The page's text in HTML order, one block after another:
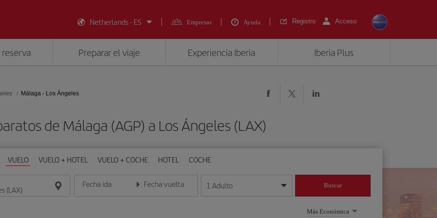
Netherlands - ES Empresas Ayuda Registro Acceso
Preparar el viaje Experiencia Iberia Iberia Plus
Málaga - Los Ángeles
de Málaga (AGP) a Los Ángeles (LAX)
VUELO VUELO + HOTEL VUELO + COCHE HOTEL COCHE
Fecha ida
Introduce la fecha en formato día/mes/año
Fecha vuelta
Introduce la fecha en formato día/mes/año
1 Adulto Buscar
Más Económica